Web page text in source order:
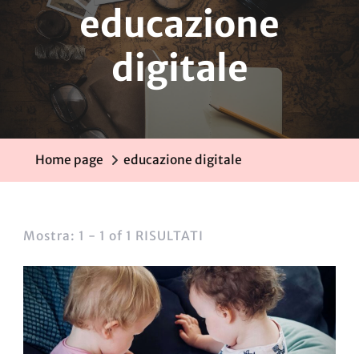
educazione
digitale
Home page educazione digitale
Mostra: 1 - 1 of 1 RISULTATI